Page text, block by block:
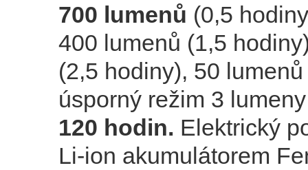
700 lumenů (0,5
400 lumenů (1,5
(2,5 hodiny), 50
úsporný režim 3
120 hodin. Elektrický
Li-ion akumulátorem